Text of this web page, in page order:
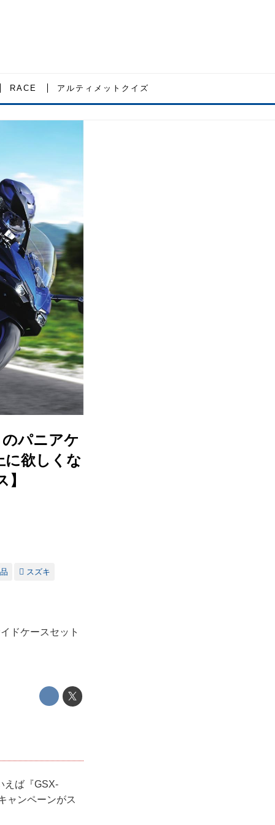
RACE アルティメットクイズ
のパニアケ
に欲しくな
スズキ
ドケースセット
えば『GSX-
ャンペーンがス